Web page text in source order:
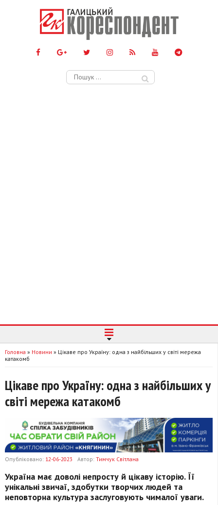
Пошук:
Головна » Новини » Цікаве про Україну: одна з найбільших у світі мережа
катакомб
Цікаве про Україну: одна з найбільших у
світі мережа катакомб
Опубліковано: 12-06-2023 Автор: Тимчук Світлана
Україна має доволі непросту й цікаву історію. Її
унікальні звичаї, здобутки творчих людей та
неповторна культура заслуговують чималої уваги.